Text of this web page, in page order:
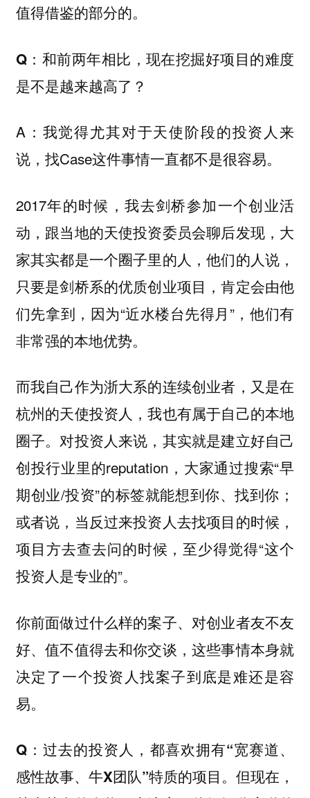
值得借鉴的部分的。
Q：和前两年相比，现在挖掘好项目的难度
是不是越来越高了？
A：我觉得尤其对于天使阶段的投资人来
说，找Case这件事情一直都不是很容易。
2017年的时候，我去剑桥参加一个创业活
动，跟当地的天使投资委员会聊后发现，大
家其实都是一个圈子里的人，他们的人说，
只要是剑桥系的优质创业项目，肯定会由他
们先拿到，因为“近水楼台先得月”，他们有
非常强的本地优势。
而我自己作为浙大系的连续创业者，又是在
杭州的天使投资人，我也有属于自己的本地
圈子。对投资人来说，其实就是建立好自己
创投行业里的reputation，大家通过搜索“早
期创业/投资”的标签就能想到你、找到你；
或者说，当反过来投资人去找项目的时候，
项目方去查去问的时候，至少得觉得“这个
投资人是专业的”。
你前面做过什么样的案子、对创业者友不友
好、值不值得去和你交谈，这些事情本身就
决定了一个投资人找案子到底是难还是容
易。
Q：过去的投资人，都喜欢拥有“宽赛道、
感性故事、牛X团队”特质的项目。但现在，